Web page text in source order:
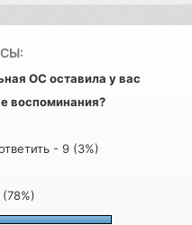
ОС оставила у вас
воспоминания?
- 9 (3%)